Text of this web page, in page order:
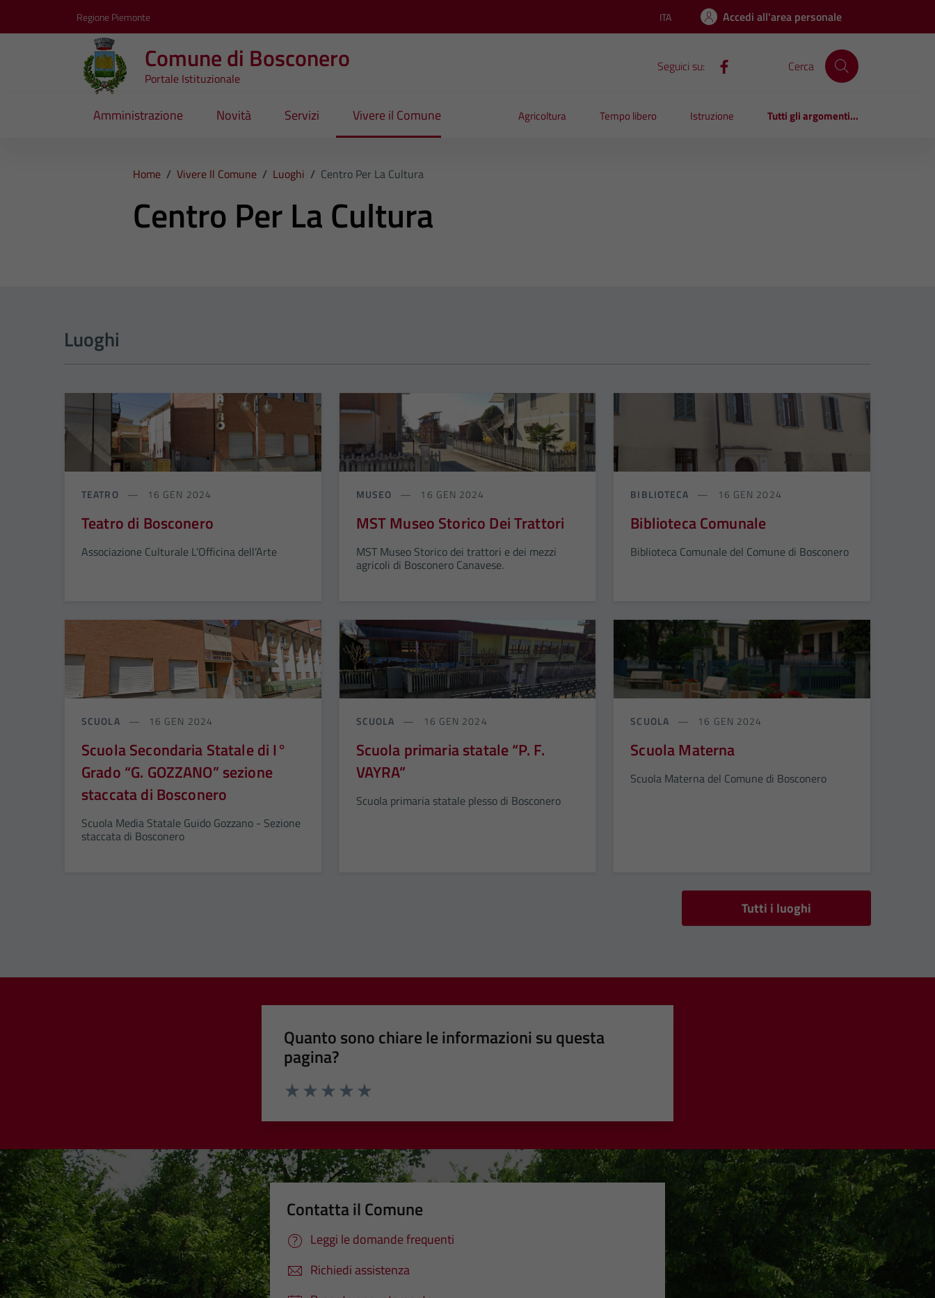
Regione Piemonte Lingua attiva:
ITA Accedi all'area personale
Comune di Bosconero
Portale Istituzionale
Seguici su: Cerca
Amministrazione Novità Servizi Vivere il Comune Agricoltura Tempo libero Istruzione Tutti gli argomenti...
Home / Vivere Il Comune / Luoghi / Centro Per La Cultura
Centro Per La Cultura
Luoghi
TEATRO 16 GEN 2024
Teatro di Bosconero
Associazione Culturale L’Officina dell’Arte
MUSEO 16 GEN 2024
MST Museo Storico Dei Trattori
MST Museo Storico dei trattori e dei mezzi
agricoli di Bosconero Canavese.
BIBLIOTECA 16 GEN 2024
Biblioteca Comunale
Biblioteca Comunale del Comune di Bosconero
SCUOLA 16 GEN 2024
Scuola Secondaria Statale di I°
Grado “G. GOZZANO” sezione
staccata di Bosconero
Scuola Media Statale Guido Gozzano - Sezione
staccata di Bosconero
SCUOLA 16 GEN 2024
Scuola primaria statale “P. F.
VAYRA”
Scuola primaria statale plesso di Bosconero
SCUOLA 16 GEN 2024
Scuola Materna
Scuola Materna del Comune di Bosconero
Tutti i luoghi
Quanto sono chiare le informazioni su questa
pagina?
Contatta il Comune
Leggi le domande frequenti
Richiedi assistenza